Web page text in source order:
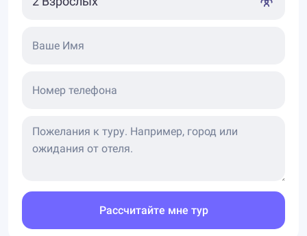
Ваше Имя
Номер телефона
Рассчитайте мне тур